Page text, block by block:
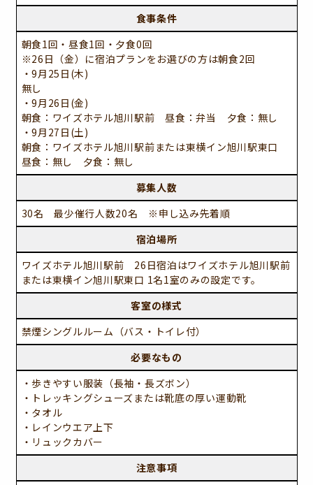
食事条件
朝食1回・昼食1回・夕食0回
※26日（金）に宿泊プランをお選びの方は朝食2回
・9月25日(木)
無し
・9月26日(金)
朝食：ワイズホテル旭川駅前 昼食：弁当 夕食：無し
・9月27日(土)
朝食：ワイズホテル旭川駅前または東横イン旭川駅東口
昼食：無し 夕食：無し
募集人数
30名 最少催行人数20名 ※申し込み先着順
宿泊場所
ワイズホテル旭川駅前 26日宿泊はワイズホテル旭川駅前
または東横イン旭川駅東口 1名1室のみの設定です。
客室の様式
禁煙シングルルーム（バス・トイレ付）
必要なもの
・歩きやすい服装（長袖・長ズボン）
・トレッキングシューズまたは靴底の厚い運動靴
・タオル
・レインウエア上下
・リュックカバー
注意事項